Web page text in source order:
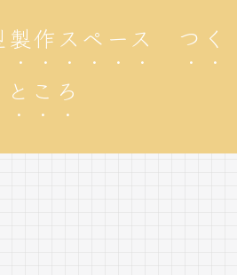
製作スペース つく
ところ